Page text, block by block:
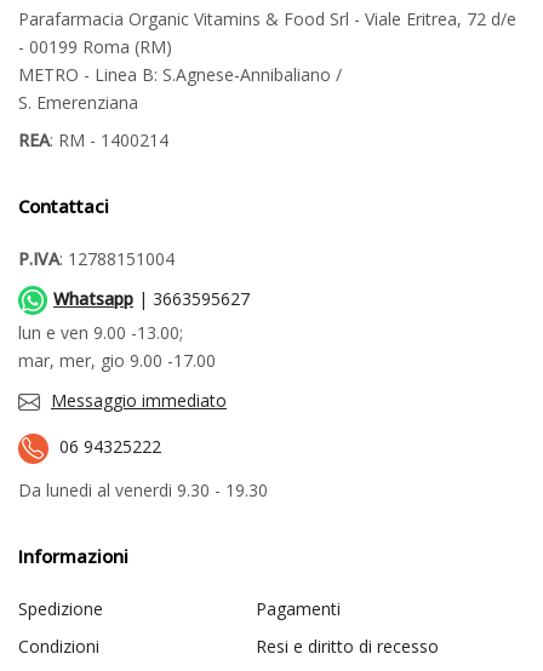
Parafarmacia Organic Vitamins & Food Srl - Viale Eritrea, 72 d/e
- 00199 Roma (RM)
METRO - Linea B: S.Agnese-Annibaliano /
S. Emerenziana
REA: RM - 1400214
Contattaci
P.IVA: 12788151004
Whatsapp | 3663595627
lun e ven 9.00 -13.00;
mar, mer, gio 9.00 -17.00
Messaggio immediato
06 94325222
Da lunedi al venerdi 9.30 - 19.30
Informazioni
Spedizione
Pagamenti
Condizioni
Resi e diritto di recesso